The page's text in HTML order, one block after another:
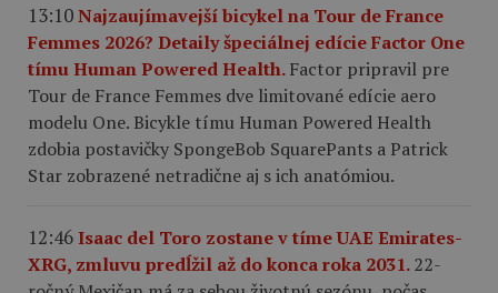
13:10Najzaujímavejší bicykel na Tour de France
Femmes 2026? Detaily špeciálnej edície Factor One
tímu Human Powered Health.Factor pripravil pre
Tour de France Femmes dve limitované edície aero
modelu One. Bicykle tímu Human Powered Health
zdobia postavičky SpongeBob SquarePants a Patrick
Star zobrazené netradične aj s ich anatómiou.
12:46Isaac del Toro zostane v tíme UAE Emirates-
XRG, zmluvu predĺžil až do konca roka 2031.22-